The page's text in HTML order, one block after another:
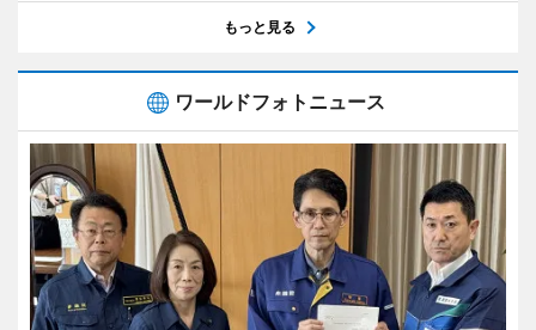
もっと見る
ワールドフォトニュース